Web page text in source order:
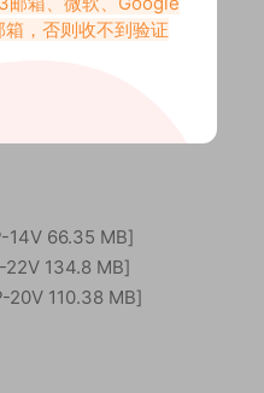
13V 25.42 MB]
7V 18.8 MB]
9V 19.57 MB]
14V 66.35 MB]
22V 134.8 MB]
20V 110.38 MB]
，否则收不到验证